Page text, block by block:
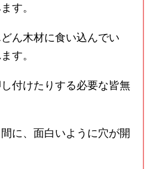
す。
ん木材に食い込んでい
す。
付けたりする必要な皆無
に、面白いように穴が開